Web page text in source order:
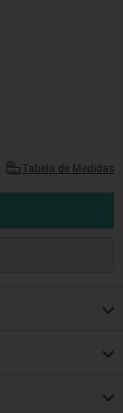
Tabela de Medidas